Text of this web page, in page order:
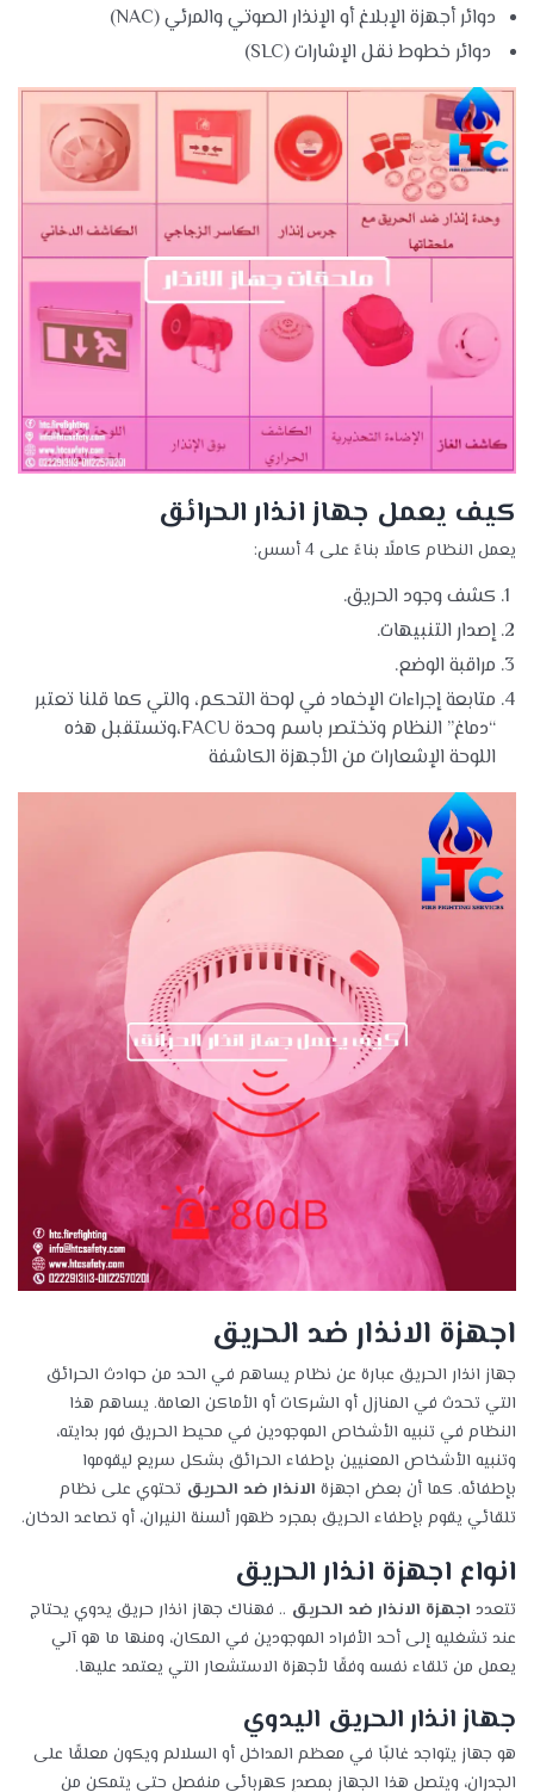
دوائر أجهزة الإبلاغ أو الإنذار الصوتي والمرئي (NAC
)
دوائر خطوط نقل الإشارات (SLC
)
كيف يعمل جهاز انذار الحرائق
يعمل النظام كاملًا بناءً على 4 أسس:
كشف وجود الحريق.
إصدار التنبيهات.
مراقبة الوضع.
متابعة إجراءات الإخماد في لوحة التحكم، والتي كما قلنا تعتبر
“دماغ” النظام وتختصر باسم وحدة FACU،وتستقبل هذه
اللوحة الإشعارات من الأجهزة الكاشفة
اجهزة الانذار ضد الحريق
جهاز انذار الحريق عبارة عن نظام يساهم في الحد من حوادث الحرائق
التي تحدث في المنازل أو الشركات أو الأماكن العامة. يساهم هذا
النظام في تنبيه الأشخاص الموجودين في محيط الحريق فور بدايته،
وتنبيه الأشخاص المعنيين بإطفاء الحرائق بشكل سريع ليقوموا
بإطفائه. كما أن بعض اجهزة الانذار ضد الحريق تحتوي على نظام
تلقائي يقوم بإطفاء الحريق بمجرد ظهور ألسنة النيران، أو تصاعد الدخان.
انواع اجهزة انذار الحريق
تتعدد اجهزة الانذار ضد الحريق .. فهناك جهاز انذار حريق يدوي يحتاج
عند تشغليه إلى أحد الأفراد الموجودين في المكان، ومنها ما هو آلي
يعمل من تلقاء نفسه وفقًا لأجهزة الاستشعار التي يعتمد عليها.
جهاز انذار الحريق اليدوي
هو جهاز يتواجد غالبًا في معظم المداخل أو السلالم ويكون معلقًا على
الجدران، ويتصل هذا الجهاز بمصدرٍ كهربائي منفصلٍ حتى يتمكن من